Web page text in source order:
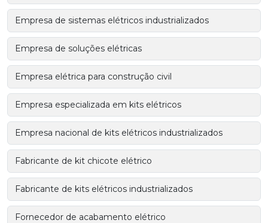
Empresa de sistemas elétricos industrializados
Empresa de soluções elétricas
Empresa elétrica para construção civil
Empresa especializada em kits elétricos
Empresa nacional de kits elétricos industrializados
Fabricante de kit chicote elétrico
Fabricante de kits elétricos industrializados
Fornecedor de acabamento elétrico